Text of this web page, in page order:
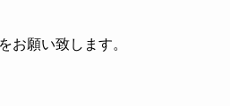
お願い致します。